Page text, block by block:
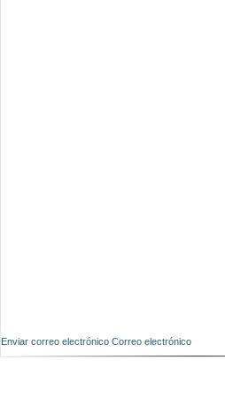
Enviar correo electrónico Correo electrónico